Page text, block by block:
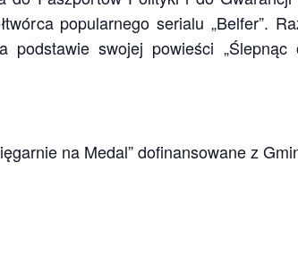
popularnego serialu „Belfer”.
swojej powieści „Ślepnąc
na Medal” dofinansowane z